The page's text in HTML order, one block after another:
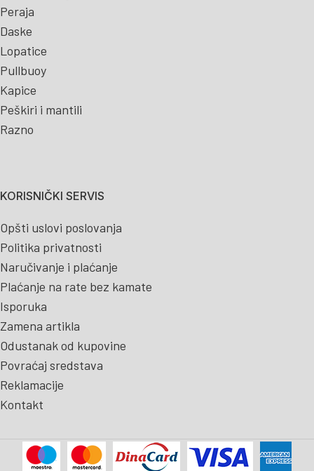
Peraja
Daske
Lopatice
Pullbuoy
Kapice
Peškiri i mantili
Razno
KORISNIČKI SERVIS
Opšti uslovi poslovanja
Politika privatnosti
Naručivanje i plaćanje
Plaćanje na rate bez kamate
Isporuka
Zamena artikla
Odustanak od kupovine
Povraćaj sredstava
Reklamacije
Kontakt